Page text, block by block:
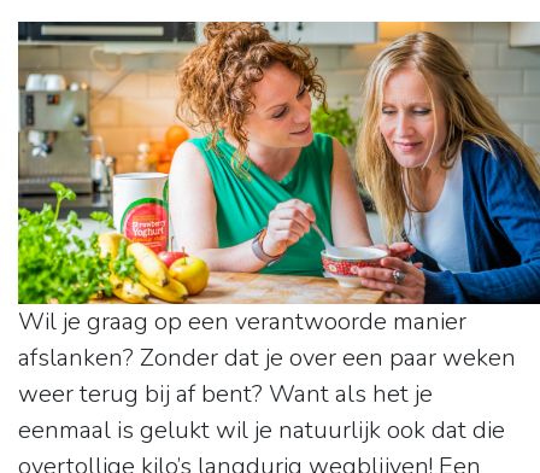
Wil je graag op een verantwoorde manier
afslanken? Zonder dat je over een paar weken
weer terug bij af bent? Want als het je
eenmaal is gelukt wil je natuurlijk ook dat die
overtollige kilo’s langdurig wegblijven! Een